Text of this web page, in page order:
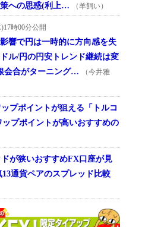
策への思惑(利上…
（羊飼い）
時00分公開
響で円は一時的に方向感を失
ル/円の円安トレンド継続は変
会合がターニング…
（今井雅
プポイントが狙える「トルコ
ップポイントが高いおすすめの
ドが狭いおすすめFX口座が見
通貨ペアのスプレッド比較